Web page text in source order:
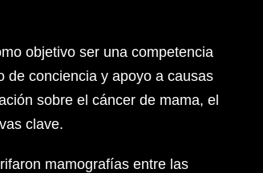
objetivo ser una competencia
de conciencia y apoyo a causas
sobre el cáncer de mama, el
clave.
mamografías entre las